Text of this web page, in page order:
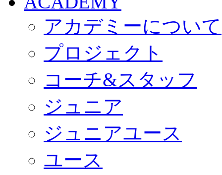
アカデミーについて
プロジェクト
コーチ&スタッフ
ジュニア
ジュニアユース
ユース